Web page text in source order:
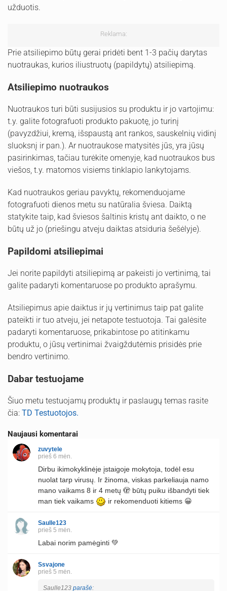
užduotis.
Reklama:
Prie atsiliepimo būtų gerai pridėti bent 1-3 pačių darytas
nuotraukas, kurios iliustruotų (papildytų) atsiliepimą.
Atsiliepimo nuotraukos
Nuotraukos turi būti susijusios su produktu ir jo vartojimu:
t.y. galite fotografuoti produkto pakuotę, jo turinį
(pavyzdžiui, kremą, išspaustą ant rankos, sauskelnių vidinį
sluoksnį ir pan.). Ar nuotraukose matysitės jūs, yra jūsų
pasirinkimas, tačiau turėkite omenyje, kad nuotraukos bus
viešos, t.y. matomos visiems tinklapio lankytojams.
Kad nuotraukos geriau pavyktų, rekomenduojame
fotografuoti dienos metu su natūralia šviesa. Daiktą
statykite taip, kad šviesos šaltinis kristų ant daikto, o ne
būtų už jo (priešingu atveju daiktas atsiduria šešėlyje).
Papildomi atsiliepimai
Jei norite papildyti atsiliepimą ar pakeisti jo vertinimą, tai
galite padaryti komentaruose po produkto aprašymu.
Atsiliepimus apie daiktus ir jų vertinimus taip pat galite
pateikti ir tuo atveju, jei netapote testuotoja. Tai galėsite
padaryti komentaruose, prikabintose po atitinkamu
produktu, o jūsų vertinimai žvaigždutėmis prisidės prie
bendro vertinimo.
Dabar testuojame
Šiuo metu testuojamų produktų ir paslaugų temas rasite
čia: TD Testuotojos.
Naujausi komentarai
zuvytele
prieš 6 mėn.
Dirbu ikimokyklinėje įstaigoje mokytoja, todėl esu
nuolat tarp virusų. Ir žinoma, viskas parkeliauja namo
mano vaikams 8 ir 4 metų 🫣 būtų puiku išbandyti tiek
man tiek vaikams
ir rekomenduoti kitiems 😀
Saulle123
prieš 5 mėn.
Labai norim pamėginti 💚
Ssvajone
prieš 5 mėn.
Saulle123 parašė: